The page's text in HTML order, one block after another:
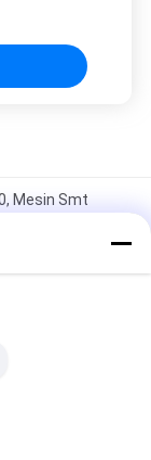
Mesin Smt
Getaran, Jalur
Reflow